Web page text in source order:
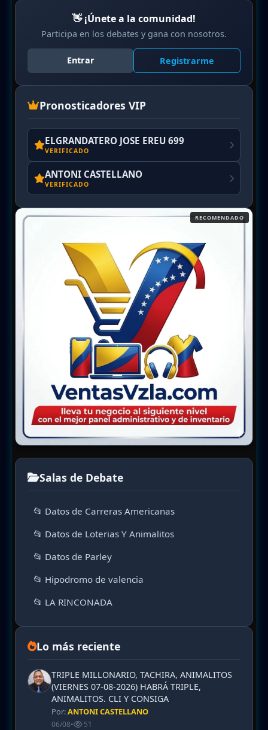
👋 ¡Únete a la comunidad!
Participa en los debates y gana con nosotros.
Entrar Registrarme
Pronosticadores VIP
ELGRANDATERO JOSE EREU 699
VERIFICADO
ANTONI CASTELLANO
VERIFICADO
RECOMENDADO
Salas de Debate
📂 Datos de Carreras Americanas
📂 Datos de Loterias Y Animalitos
📂 Datos de Parley
📂 Hipodromo de valencia
📂 LA RINCONADA
Lo más reciente
TRIPLE MILLONARIO, TACHIRA, ANIMALITOS
(VIERNES 07-08-2026) HABRÁ TRIPLE,
ANIMALITOS. CLI Y CONSIGA
Por:ANTONI CASTELLANO
06/08• 51